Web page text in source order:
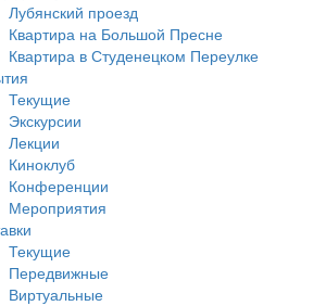
Лубянский проезд
Квартира на Большой Пресне
Квартира в Студенецком Переулке
Текущие
Экскурсии
Лекции
Киноклуб
Конференции
Мероприятия
Текущие
Передвижные
Виртуальные